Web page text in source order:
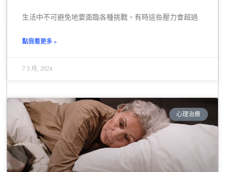
生活中不可避免地要面臨各種挑戰，有時這些壓力會超過
點我看更多 »
7 3 月, 2024
心理治療